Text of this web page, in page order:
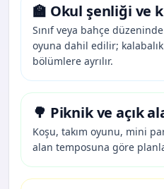
🏫 Okul şenliği ve
Sınıf veya bahçe
oyuna dahil edilir;
bölümlere ayrılır.
🌳 Piknik ve açık
Koşu, takım oyunu, mini
alan temposuna göre